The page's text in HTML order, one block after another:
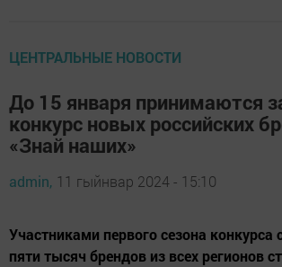
ЦЕНТРАЛЬНЫЕ НОВОСТИ
До 15 января принимаются
конкурс новых российских
«Знай наших»
admin, 11 гыйнвар 2024 - 15:10
Участниками первого сезона конкурса
пяти тысяч брендов из всех регионов